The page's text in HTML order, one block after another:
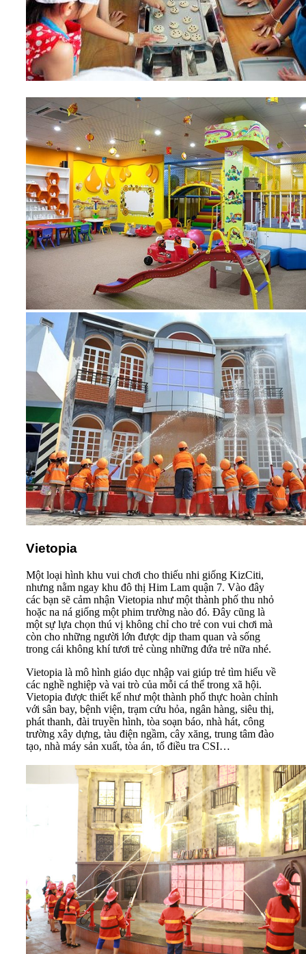
Vietopia
Một loại hình khu vui chơi cho thiếu nhi giống KizCiti,
nhưng nằm ngay khu đô thị Him Lam quận 7. Vào đây
các bạn sẽ cảm nhận Vietopia như một thành phố thu nhỏ
hoặc na ná giống một phim trường nào đó. Đây cũng là
một sự lựa chọn thú vị không chỉ cho trẻ con vui chơi mà
còn cho những người lớn được dịp tham quan và sống
trong cái không khí tươi trẻ cùng những đứa trẻ nữa nhé.
Vietopia là mô hình giáo dục nhập vai giúp trẻ tìm hiểu về
các nghề nghiệp và vai trò của mỗi cá thể trong xã hội.
Vietopia được thiết kế như một thành phố thực hoàn chỉnh
với sân bay, bệnh viện, trạm cứu hỏa, ngân hàng, siêu thị,
phát thanh, đài truyền hình, tòa soạn báo, nhà hát, công
trường xây dựng, tàu điện ngầm, cây xăng, trung tâm đào
tạo, nhà máy sản xuất, tòa án, tổ điều tra CSI…